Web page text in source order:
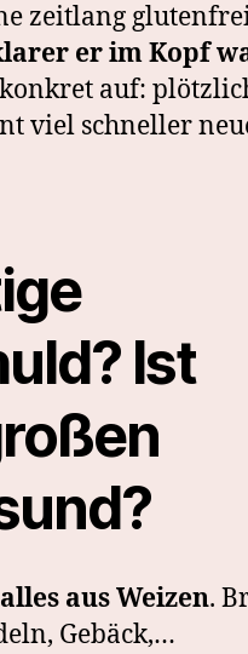
zeitlang
er im Kopf
auf:
viel schneller
Ist
aus Weizen.
Gebäck,…